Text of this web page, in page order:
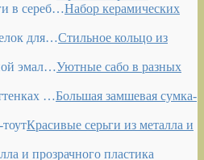
Набор керамических
Стильное кольцо из
Уютные сабо в разных
Большая замшевая сумка-
Красивые серьги из металла и